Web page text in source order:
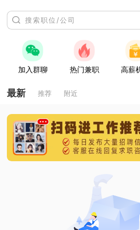
加入群聊 热门兼职 高薪
最新 推荐 附近